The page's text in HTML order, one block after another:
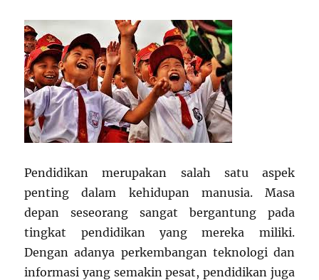
Harapan
Pendidikan merupakan salah satu aspek
penting dalam kehidupan manusia. Masa
depan seseorang sangat bergantung pada
tingkat pendidikan yang mereka miliki.
Dengan adanya perkembangan teknologi dan
informasi yang semakin pesat, pendidikan juga